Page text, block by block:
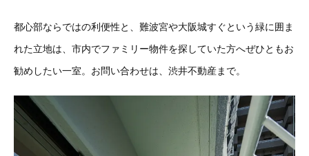
都心部ならではの利便性と、難波宮や大阪城すぐという緑に囲ま
れた立地は、市内でファミリー物件を探していた方へぜひともお
勧めしたい一室。お問い合わせは、渋井不動産まで。